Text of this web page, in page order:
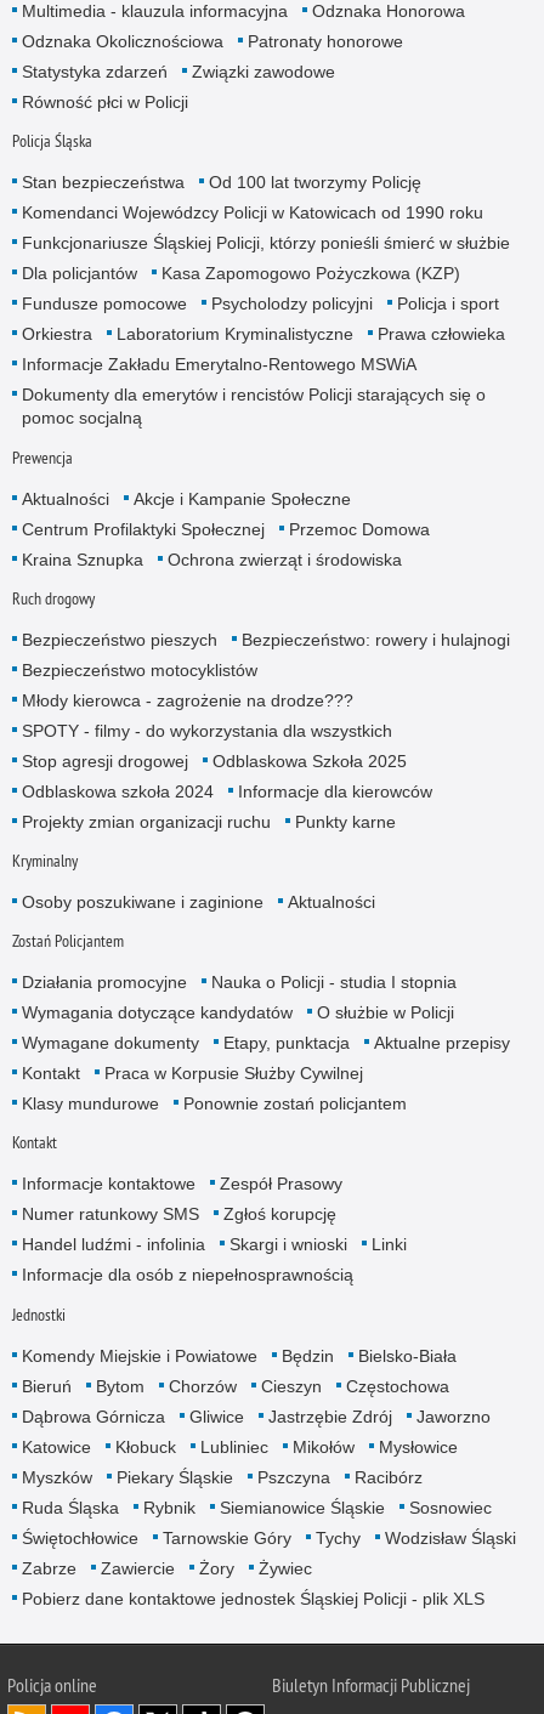
Multimedia - klauzula informacyjna
Odznaka Honorowa
Odznaka Okolicznościowa
Patronaty honorowe
Statystyka zdarzeń
Związki zawodowe
Równość płci w Policji
Policja Śląska
Stan bezpieczeństwa
Od 100 lat tworzymy Policję
Komendanci Wojewódzcy Policji w Katowicach od 1990 roku
Funkcjonariusze Śląskiej Policji, którzy ponieśli śmierć w służbie
Dla policjantów
Kasa Zapomogowo Pożyczkowa (KZP)
Fundusze pomocowe
Psycholodzy policyjni
Policja i sport
Orkiestra
Laboratorium Kryminalistyczne
Prawa człowieka
Informacje Zakładu Emerytalno-Rentowego MSWiA
Dokumenty dla emerytów i rencistów Policji starających się o
pomoc socjalną
Prewencja
Aktualności
Akcje i Kampanie Społeczne
Centrum Profilaktyki Społecznej
Przemoc Domowa
Kraina Sznupka
Ochrona zwierząt i środowiska
Ruch drogowy
Bezpieczeństwo pieszych
Bezpieczeństwo: rowery i hulajnogi
Bezpieczeństwo motocyklistów
Młody kierowca - zagrożenie na drodze???
SPOTY - filmy - do wykorzystania dla wszystkich
Stop agresji drogowej
Odblaskowa Szkoła 2025
Odblaskowa szkoła 2024
Informacje dla kierowców
Projekty zmian organizacji ruchu
Punkty karne
Kryminalny
Osoby poszukiwane i zaginione Aktualności
Zostań Policjantem
Działania promocyjne
Nauka o Policji - studia I stopnia
Wymagania dotyczące kandydatów
O służbie w Policji
Wymagane dokumenty
Etapy, punktacja
Aktualne przepisy
Kontakt
Praca w Korpusie Służby Cywilnej
Klasy mundurowe
Ponownie zostań policjantem
Kontakt
Informacje kontaktowe
Zespół Prasowy
Numer ratunkowy SMS
Zgłoś korupcję
Handel ludźmi - infolinia
Skargi i wnioski
Linki
Informacje dla osób z niepełnosprawnością
Jednostki
Komendy Miejskie i Powiatowe Będzin
Bielsko-Biała
Bieruń
Bytom Chorzów Cieszyn
Częstochowa
Dąbrowa Górnicza
Gliwice Jastrzębie Zdrój
Jaworzno
Katowice
Kłobuck Lubliniec Mikołów
Mysłowice
Myszków
Piekary Śląskie Pszczyna
Racibórz
Ruda Śląska
Rybnik Siemianowice Śląskie
Sosnowiec
Świętochłowice
Tarnowskie Góry Tychy
Wodzisław Śląski
Zabrze
Zawiercie Żory
Żywiec
Pobierz dane kontaktowe jednostek Śląskiej Policji - plik XLS
Policja online Biuletyn Informacji Publicznej